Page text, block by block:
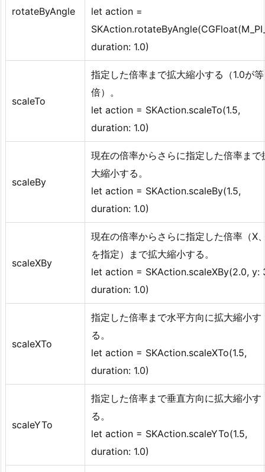
rotateByAngle
let action =
duration: 1.0)
scaleTo
指定した倍率まで拡大縮小する（1.0が等
倍）。
let action = SKAction.scaleTo(1.5,
duration: 1.0)
scaleBy
現在の倍率からさらに指定した倍率まで
大縮小する。
let action = SKAction.scaleBy(1.5,
duration: 1.0)
scaleXBy
現在の倍率からさらに指定した倍率（X
を指定）まで拡大縮小する。
let action = SKAction.scaleXBy(2.0, y:
duration: 1.0)
scaleXTo
指定した倍率まで水平方向に拡大縮小す
る。
let action = SKAction.scaleXTo(1.5,
duration: 1.0)
scaleYTo
指定した倍率まで垂直方向に拡大縮小す
る。
let action = SKAction.scaleYTo(1.5,
duration: 1.0)